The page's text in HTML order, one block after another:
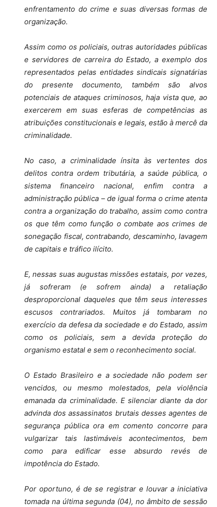
enfrentamento do crime e suas diversas formas de
organização.
Assim como os policiais, outras autoridades públicas
e servidores de carreira do Estado, a exemplo dos
representados pelas entidades sindicais signatárias
do presente documento, também são alvos
potenciais de ataques criminosos, haja vista que, ao
exercerem em suas esferas de competências as
atribuições constitucionais e legais, estão à mercê da
criminalidade.
No caso, a criminalidade ínsita às vertentes dos
delitos contra ordem tributária, a saúde pública, o
sistema financeiro nacional, enfim contra a
administração pública – de igual forma o crime atenta
contra a organização do trabalho, assim como contra
os que têm como função o combate aos crimes de
sonegação fiscal, contrabando, descaminho, lavagem
de capitais e tráfico ilícito.
E, nessas suas augustas missões estatais, por vezes,
já sofreram (e sofrem ainda) a retaliação
desproporcional daqueles que têm seus interesses
escusos contrariados. Muitos já tombaram no
exercício da defesa da sociedade e do Estado, assim
como os policiais, sem a devida proteção do
organismo estatal e sem o reconhecimento social.
O Estado Brasileiro e a sociedade não podem ser
vencidos, ou mesmo molestados, pela violência
emanada da criminalidade. E silenciar diante da dor
advinda dos assassinatos brutais desses agentes de
segurança pública ora em comento concorre para
vulgarizar tais lastimáveis acontecimentos, bem
como para edificar esse absurdo revés de
impotência do Estado.
Por oportuno, é de se registrar e louvar a iniciativa
tomada na última segunda (04), no âmbito de sessão